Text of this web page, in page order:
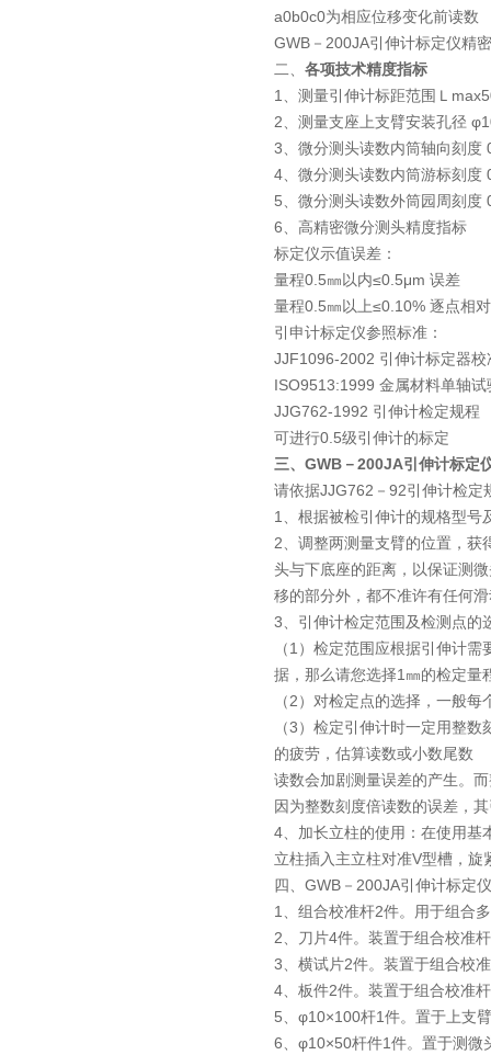
a0b0c0为相应位移变化前读数
GWB－200JA引伸计标定仪精
二、 各项技术精度指标
1、测量引伸计标距范围Ｌ
2、测量支座上支臂安装孔径
3、微分测头读数内筒轴向刻度
4、微分测头读数内筒游标刻度
5、微分测头读数外筒园周刻度
6、高精密微分测头精度指标
标定仪示值误差：
量程0.5㎜以内≤0.5μm 误差
量程0.5㎜以上≤0.10% 逐点相
引申计标定仪参照标准：
JJF1096-2002 引伸计标定器校
ISO9513:1999 金属材料单轴
JJG762-1992 引伸计检定规程
可进行0.5级引伸计的标定
三、GWB－200JA引伸计标定
请依据JJG762－92引伸计检定
1、根据被检引伸计的规格型号
2、调整两测量支臂的位置，获
头与下底座的距离，以保证测
移的部分外，都不准许有任何
3、引伸计检定范围及检测点的
（1）检定范围应根据引伸计
据，那么请您选择1㎜的检定量
（2）对检定点的选择，一般
（3）检定引伸计时一定用整
的疲劳，估算读数或小数尾数
读数会加剧测量误差的产生。
因为整数刻度倍读数的误差，
4、加长立柱的使用：在使用基
立柱插入主立柱对准V型槽，
四、GWB－200JA引伸计标定
1、组合校准杆2件。用于组合
2、刀片4件。装置于组合校准
3、横试片2件。装置于组合校
4、板件2件。装置于组合校准
5、φ10×100杆1件。置于上支
6、φ10×50杆件1件。置于测微